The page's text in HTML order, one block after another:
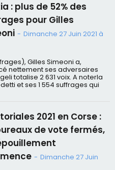
: plus de 52% des
pour Gilles
- Dimanche 27 Juin 2021 à
Gilles Simeoni a,
nettement ses adversaires
totalise 2 631 voix. A noterla
et ses 1 554 suffrages qui
2021 en Corse :
de vote fermés,
- Dimanche 27 Juin